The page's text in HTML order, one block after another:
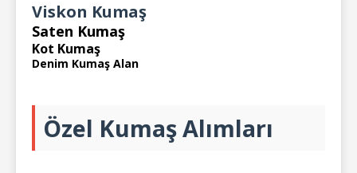
Viskon Kumaş
Saten Kumaş
Kot Kumaş
Denim Kumaş Alan
Özel Kumaş Alımları